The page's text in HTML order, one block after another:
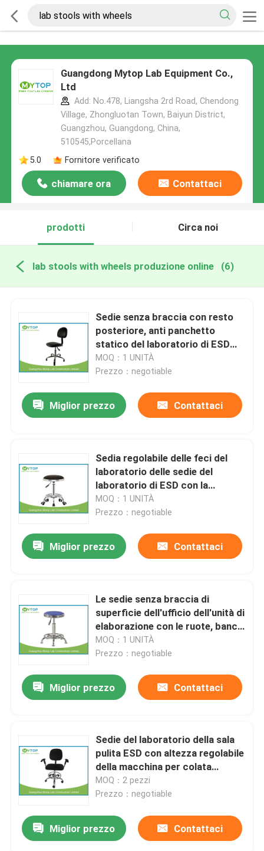
Guangdong Mytop Lab Equipment Co.,
Ltd
Add: No.478, Liangsha 2rd Road, Chendong
Village, Zhongluotan Town, Baiyun District,
Guangzhou, Guangdong, China,
510545,Porcellana
5.0
Fornitore verificato
chiamare ora Contattaci
prodotti Circa noi
lab stools with wheels produzione online (6)
Sedie senza braccia con resto
posteriore, anti panchetto
statico del laboratorio di ESD
del laboratorio con le ruote
MOQ：1 UNITÀ
Prezzo：negotiable
Miglior prezzo Contattaci
Sedia regolabile delle feci del
laboratorio delle sedie del
laboratorio di ESD con la
superficie del cuoio dell'unità di
elaborazione della ruota
MOQ：1 UNITÀ
Prezzo：negotiable
Miglior prezzo Contattaci
Le sedie senza braccia di
superficie dell'ufficio dell'unità di
elaborazione con le ruote, banco
di laboratorio defeca 420
millimetri - 560 millimetri
MOQ：1 UNITÀ
Prezzo：negotiable
Miglior prezzo Contattaci
Sedie del laboratorio della sala
pulita ESD con altezza regolabile
della macchina per colata
continua e del bracciolo di
cinque stelle
MOQ：2 pezzi
Prezzo：negotiable
Miglior prezzo Contattaci